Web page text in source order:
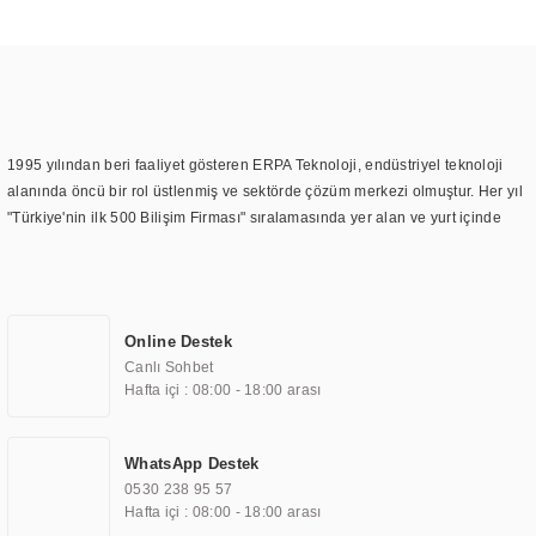
1995 yılından beri faaliyet gösteren ERPA Teknoloji, endüstriyel teknoloji
alanında öncü bir rol üstlenmiş ve sektörde çözüm merkezi olmuştur. Her yıl
"Türkiye'nin ilk 500 Bilişim Firması" sıralamasında yer alan ve yurt içinde
TOCHI markası altında kendi ürettiği ürünlerde kullanmıştır. Günümüzde
TOCHI; videowall, digital signage, kiosk, totem, akıllı durak ekranı, araç içi
ekran, asansör ekranı, digital menüboard, marin ekran, medikal ekran,
ekranları, endüstriyel ekranlar, kapı önü bilgi ekranları, panel PC,
endüstriyel Panel PC, mini PC, endüstriyel mini PC ve akıllı bina sistemleri
gibi çözümleri 4.5" ile 110” boyutları arasında üretebilirken, ayrıca standart
Online Destek
Canlı Sohbet
Hafta içi : 08:00 - 18:00 arası
WhatsApp Destek
0530 238 95 57
Hafta içi : 08:00 - 18:00 arası